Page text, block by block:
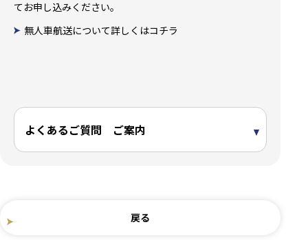
てお申し込みください。
無人車航送について詳しくはコチラ
よくあるご質問 ご案内
戻る